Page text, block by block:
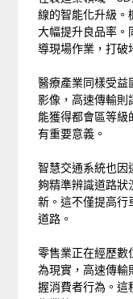
線的智能化升級。
大幅提升良品率。
導現場作業，打破
醫療產業同樣受益
影像，高速傳輸則
能獲得都會區等級
有重要意義。
智慧交通系統也因
夠精準辨識道路狀
新。這不僅提高行
道路。
零售業正在經歷數
為現實，高速傳輸
握消費者行為。這